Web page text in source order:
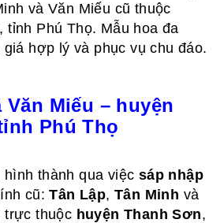
và Văn Miếu cũ thuộc
tỉnh Phú Thọ. Mẫu hoa đa
hợp lý và phục vụ chu đáo.
Miếu – huyện
Phú Thọ
hình thành qua việc sáp nhập
cũ:Tân Lập,Tân Minh và
trực thuộc huyện Thanh Sơn,